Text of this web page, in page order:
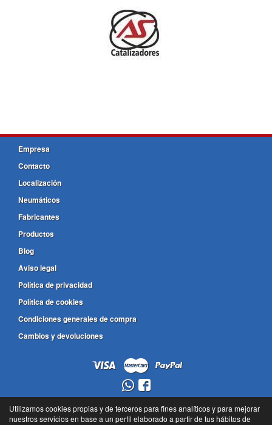
Empresa
Contacto
Localización
Neumáticos
Fabricantes
Productos
Blog
Aviso legal
Política de privacidad
Política de cookies
Condiciones generales de compra
Cambios y devoluciones
948 24 99 08
Utilizamos cookies propias y de terceros para fines analíticos y para mejorar
nuestros servicios en base a un perfil elaborado a partir de tus hábitos de